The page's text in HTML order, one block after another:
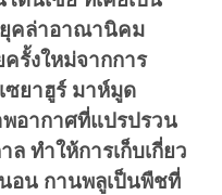
คล่าอาณานิคม
รั้งใหม่จากการ
ซยาฮูร์ มาห์มูด
พอากาศที่แปรปรวน
ทำให้การเก็บเกี่ยว
อน กานพลูเป็นพืชที่